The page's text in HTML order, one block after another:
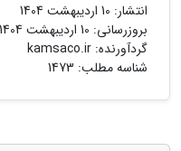
انتشار: 10 اردیبهشت 1404
بروزرسانی: 10 اردیبهشت 1404
گردآورنده: kamsaco.ir
شناسه مطلب: 1473